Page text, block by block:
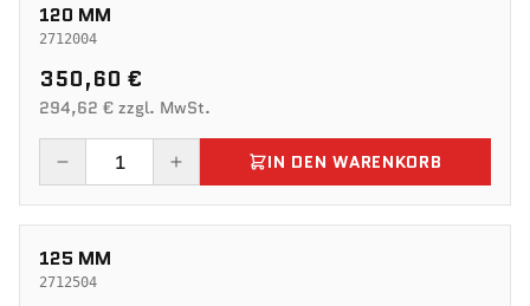
120 MM
2712004
350,60 €
294,62 € zzgl. MwSt.
IN DEN WARENKORB
125 MM
2712504